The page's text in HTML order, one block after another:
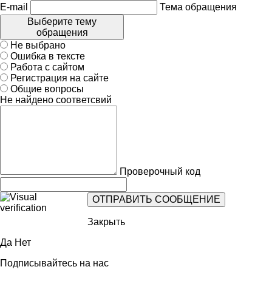
E-mail
Тема обращения
Выберите тему
обращения
Не выбрано
Ошибка в тексте
Работа с сайтом
Регистрация на сайте
Общие вопросы
Не найдено соответсвий
Проверочный код
Закрыть
Да Нет
Подписывайтесь на нас